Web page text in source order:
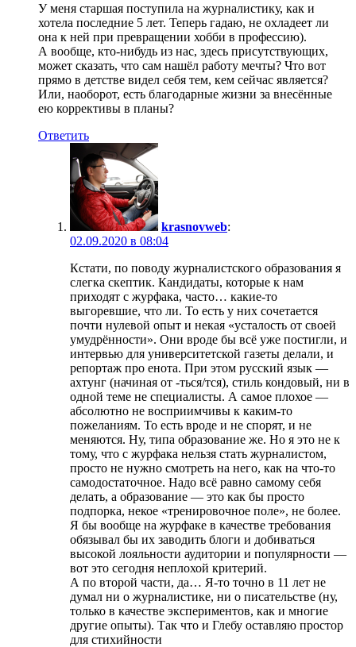
У меня старшая поступила на журналистику, как и
хотела последние 5 лет. Теперь гадаю, не охладеет ли
она к ней при превращении хобби в профессию).
А вообще, кто-нибудь из нас, здесь присутствующих,
может сказать, что сам нашёл работу мечты? Что вот
прямо в детстве видел себя тем, кем сейчас является?
Или, наоборот, есть благодарные жизни за внесённые
ею коррективы в планы?
Ответить
krasnovweb:
02.09.2020 в 08:04
Кстати, по поводу журналистского образования я
слегка скептик. Кандидаты, которые к нам
приходят с журфака, часто… какие-то
выгоревшие, что ли. То есть у них сочетается
почти нулевой опыт и некая «усталость от своей
умудрённости». Они вроде бы всё уже постигли, и
интервью для университетской газеты делали, и
репортаж про енота. При этом русский язык —
ахтунг (начиная от -ться/тся), стиль кондовый, ни в
одной теме не специалисты. А самое плохое —
абсолютно не восприимчивы к каким-то
пожеланиям. То есть вроде и не спорят, и не
меняются. Ну, типа образование же. Но я это не к
тому, что с журфака нельзя стать журналистом,
просто не нужно смотреть на него, как на что-то
самодостаточное. Надо всё равно самому себя
делать, а образование — это как бы просто
подпорка, некое «тренировочное поле», не более.
Я бы вообще на журфаке в качестве требования
обязывал бы их заводить блоги и добиваться
высокой лояльности аудитории и популярности —
вот это сегодня неплохой критерий.
А по второй части, да… Я-то точно в 11 лет не
думал ни о журналистике, ни о писательстве (ну,
только в качестве экспериментов, как и многие
другие опыты). Так что и Глебу оставляю простор
для стихийности